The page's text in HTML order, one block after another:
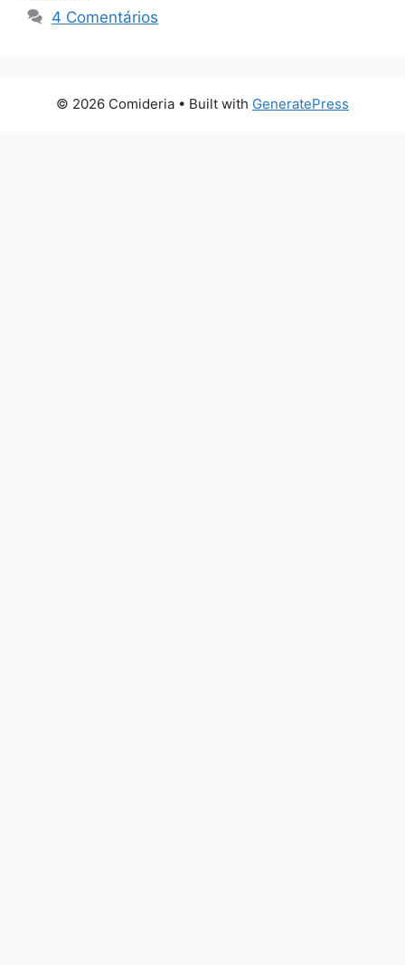
4 Comentários
© 2026 Comideria • Built with GeneratePress